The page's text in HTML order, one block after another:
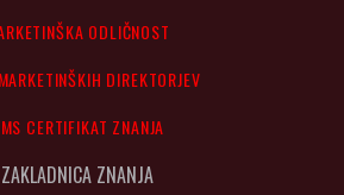
ODLIČNOST
DIREKTORJEV
CERTIFIKAT ZNANJA
ZAKLADNICA ZNANJA